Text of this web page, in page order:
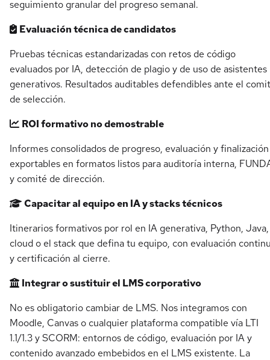
seguimiento granular del progreso semanal.
Evaluación técnica de candidatos
Pruebas técnicas estandarizadas con retos de código
evaluados por IA, detección de plagio y de uso de asistentes
generativos. Resultados auditables defendibles ante el
de selección.
ROI formativo no demostrable
Informes consolidados de progreso, evaluación y finalización
exportables en formatos listos para auditoría interna,
y comité de dirección.
Capacitar al equipo en IA y stacks técnicos
Itinerarios formativos por rol en IA generativa, Python, Java,
cloud o el stack que defina tu equipo, con evaluación
y certificación al cierre.
Integrar o sustituir el LMS corporativo
No es obligatorio cambiar de LMS. Nos integramos con
Moodle, Canvas o cualquier plataforma compatible vía LTI
1.1/1.3 y SCORM: entornos de código, evaluación por IA y
contenido avanzado embebidos en el LMS existente. La